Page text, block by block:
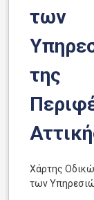
των
της
Χάρτης
των